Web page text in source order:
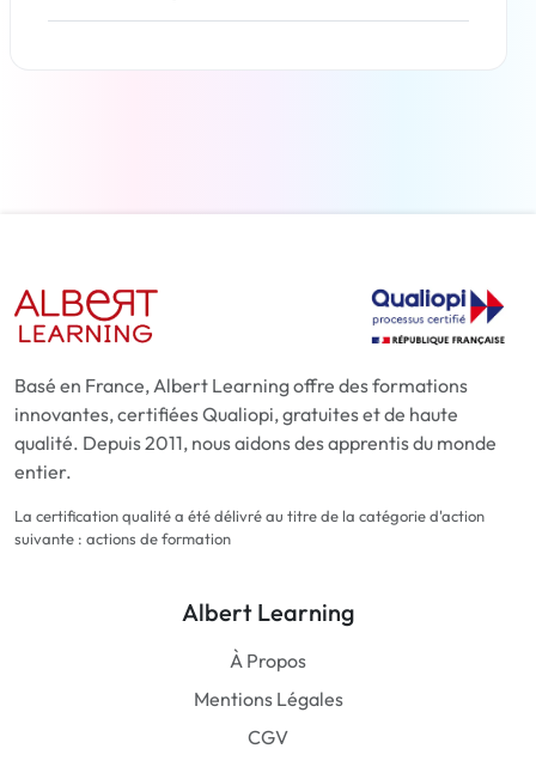
Basé en France, Albert Learning offre des formations
innovantes, certifiées Qualiopi, gratuites et de haute
qualité. Depuis 2011, nous aidons des apprentis du monde
entier.
La certification qualité a été délivré au titre de la catégorie d'action
suivante : actions de formation
Albert Learning
À Propos
Mentions Légales
CGV